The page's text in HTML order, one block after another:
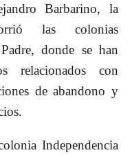
Barbarino, la
las colonias
donde se han
relacionados con
de abandono y
Independencia